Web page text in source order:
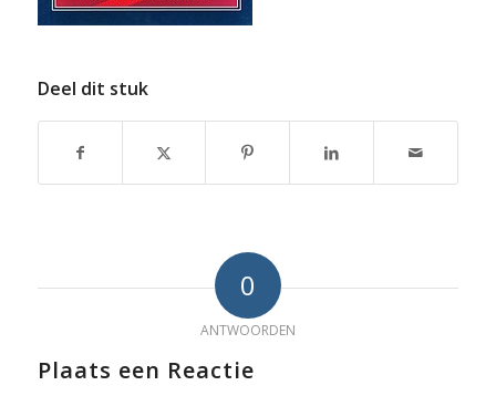
Deel dit stuk
0
ANTWOORDEN
Plaats een Reactie